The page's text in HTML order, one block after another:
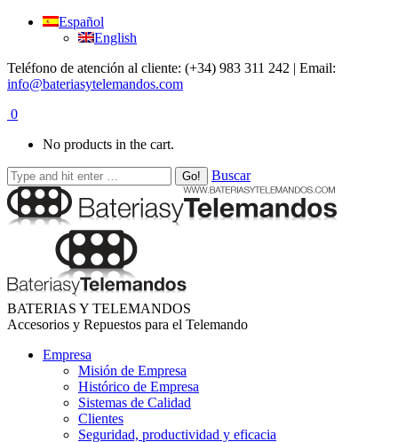
Español
English
Teléfono de atención al cliente: (+34) 983 311 242 | Email:
info@bateriasytelemandos.com
0
No products in the cart.
Buscar
BATERIAS Y TELEMANDOS
Accesorios y Repuestos para el Telemando
Empresa
Misión de Empresa
Histórico de Empresa
Sistemas de Calidad
Clientes
Seguridad, productividad y eficacia